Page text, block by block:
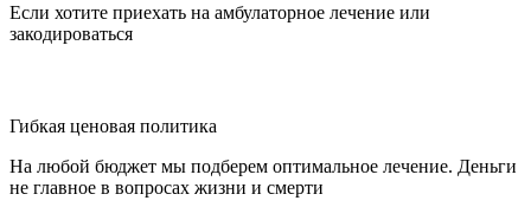
Если хотите приехать на амбулаторное лечение или
закодироваться
Гибкая ценовая политика
На любой бюджет мы подберем оптимальное лечение. Деньги
не главное в вопросах жизни и смерти